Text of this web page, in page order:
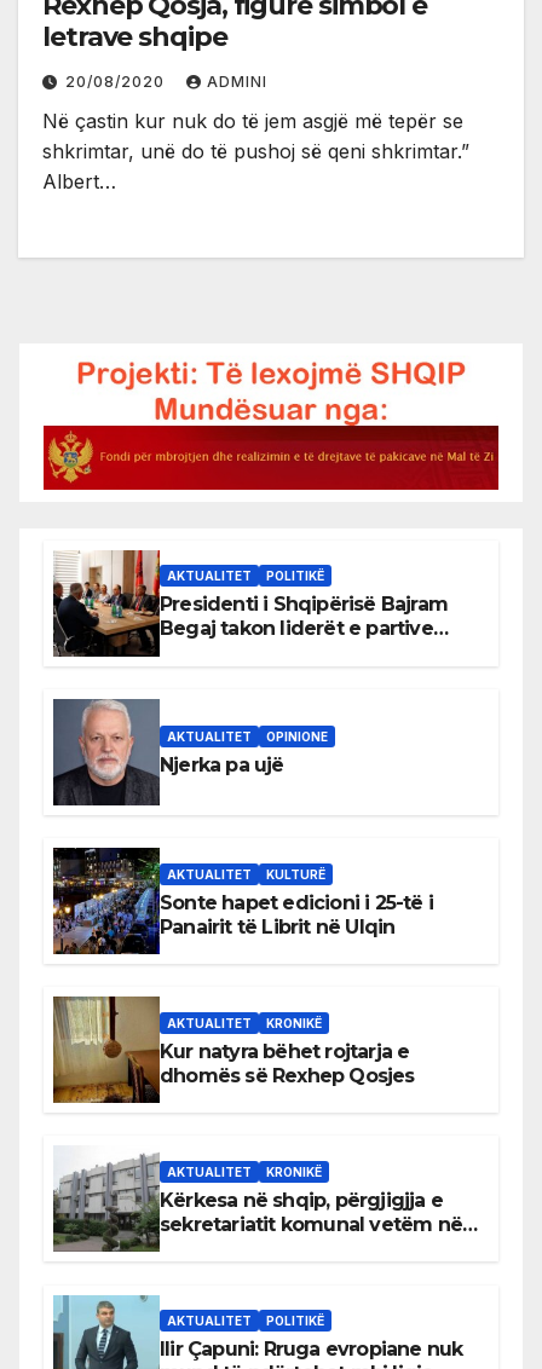
letrave shqipe
20/08/2020 ADMINI
Në çastin kur nuk do të jem asgjë më tepër se
shkrimtar, unë do të pushoj së qeni shkrimtar.”
Albert…
AKTUALITET POLITIKË
Presidenti i Shqipërisë Bajram
Begaj takon liderët e partive
AKTUALITET OPINIONE
Njerka pa ujë
AKTUALITET KULTURË
Sonte hapet edicioni i 25-të i
Panairit të Librit në Ulqin
AKTUALITET KRONIKË
Kur natyra bëhet rojtarja e
dhomës së Rexhep Qosjes
AKTUALITET KRONIKË
Kërkesa në shqip, përgjigjja e
sekretariatit komunal vetëm në
AKTUALITET POLITIKË
Ilir Çapuni: Rruga evropiane nuk